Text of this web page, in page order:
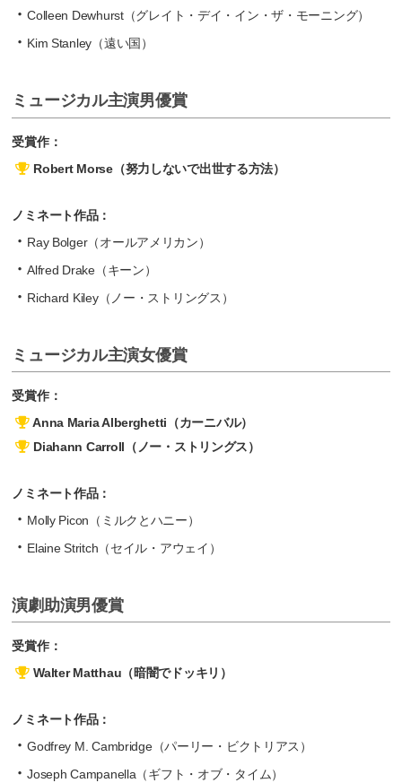
Colleen Dewhurst（グレイト・デイ・イン・ザ・モーニング）
Kim Stanley（遠い国）
ミュージカル主演男優賞
受賞作：
Robert Morse（努力しないで出世する方法）
ノミネート作品：
Ray Bolger（オールアメリカン）
Alfred Drake（キーン）
Richard Kiley（ノー・ストリングス）
ミュージカル主演女優賞
受賞作：
Anna Maria Alberghetti（カーニバル）
Diahann Carroll（ノー・ストリングス）
ノミネート作品：
Molly Picon（ミルクとハニー）
Elaine Stritch（セイル・アウェイ）
演劇助演男優賞
受賞作：
Walter Matthau（暗闇でドッキリ）
ノミネート作品：
Godfrey M. Cambridge（パーリー・ビクトリアス）
Joseph Campanella（ギフト・オブ・タイム）